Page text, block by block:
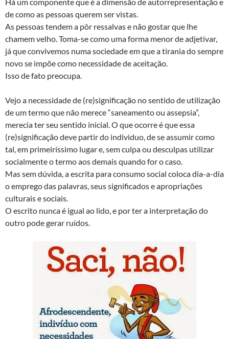
de como as pessoas querem ser vistas.
As pessoas tendem a pôr ressalvas e não gostar que lhe
chamem velho. Toma-se como uma forma menor de adjetivar,
já que convivemos numa sociedade em que a tirania do sempre
novo se impõe como necessidade de aceitação.
Isso de fato preocupa.
Vejo a necessidade de (re)significação no sentido de utilização
de um termo que não merece “saneamento ou assepsia”,
merecia ter seu sentido inicial. O que ocorre é que essa
(re)significação deve partir do individuo, de se assumir como
tal, em primeiríssimo lugar e, sem culpa ou desculpas utilizar
socialmente o termo aos demais quando for o caso.
Mas sem dúvida, a escrita para consumo social coloca dia-a-dia
o emprego das palavras, seus significados e apropriações
culturais e sociais.
O escrito nunca é igual ao lido, e por ter a interpretação do
outro pode gerar ruídos.